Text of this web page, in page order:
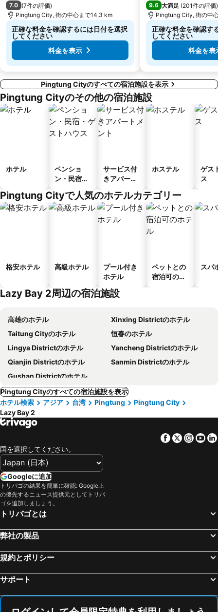
7.0 (7件の評価)
Pingtung City, 街の中心まで14.3 km
正確な料金を確認するには日付を選択
してください
料金を表示
9.6 大満足 (201件の評価)
Pingtung City, 街の中
正確な料金を確認す
してください
料金を表
Pingtung Cityのすべての宿泊施設を表示
Pingtung Cityのその他の宿泊施設
ホテル
ペンショ
ン・民宿・
ス
サービス付
きアパート
ホステル
ゲス
ス
Pingtung Cityで人気のホテルカテゴリー
格安ホテル 高級ホテル
プール付き
ホテル
ペットとの
宿泊可のホ
スパ
Lazy Bay 2周辺の宿泊施設
高雄のホテル
Xinxing Districtのホテル
Taitung Cityのホテル
恒春のホテル
Lingya Districtのホテル
Yancheng Districtのホテル
Qianjin Districtのホテル
Sanmin Districtのホテル
Gushan Districtのホテル
Pingtung Cityのすべての宿泊施設を表示
ホテル検索
アジア 台湾 Pingtung
Pingtung City
Lazy Bay 2
Facebook
Twitter
国を選択してください。
Googleに追加
トリバゴの結果を簡単に確認: Google上
の優先するニュース提供元としてトリバ
ゴを追加しましょう。
トリバゴとは
弊社の製品
規約とポリシー
サポート